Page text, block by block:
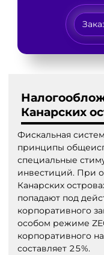
Канарских
Фискальная
принципы
специальные
инвестиций. При
Канарских
попадают под
корпоративного
особом режиме
корпоративного
составляет 25%.